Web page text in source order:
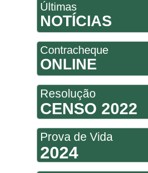
Últimas
NOTÍCIAS
Contracheque
ONLINE
Resolução
CENSO 2022
Prova de Vida
2024